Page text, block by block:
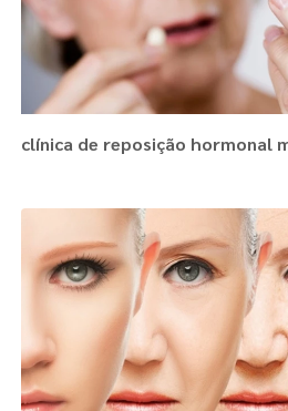
clínica de reposição hormonal